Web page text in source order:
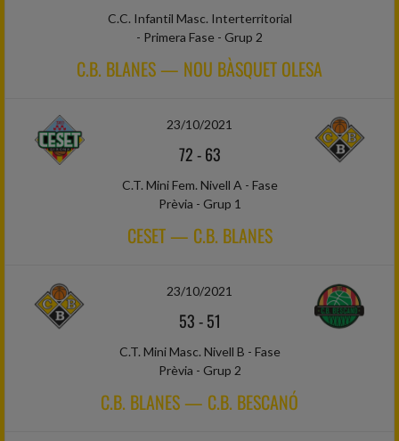
C.C. Infantil Masc. Interterritorial
- Primera Fase - Grup 2
C.B. BLANES — NOU BÀSQUET OLESA
23/10/2021
72-63
C.T. Mini Fem. Nivell A - Fase
Prèvia - Grup 1
CESET — C.B. BLANES
23/10/2021
53-51
C.T. Mini Masc. Nivell B - Fase
Prèvia - Grup 2
C.B. BLANES — C.B. BESCANÓ